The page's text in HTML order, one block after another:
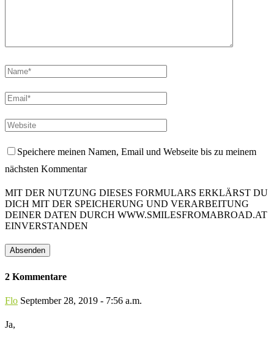
Speichere meinen Namen, Email und Webseite bis zu meinem
nächsten Kommentar
MIT DER NUTZUNG DIESES FORMULARS ERKLÄRST DU
DICH MIT DER SPEICHERUNG UND VERARBEITUNG
DEINER DATEN DURCH WWW.SMILESFROMABROAD.AT
EINVERSTANDEN
2 Kommentare
Flo September 28, 2019 - 7:56 a.m.
Ja,